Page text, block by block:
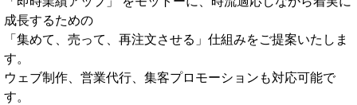
成長するための
「集めて、売って、再注文させる」仕組みをご提案いたしま
す。
ウェブ制作、営業代行、集客プロモーションも対応可能で
す。